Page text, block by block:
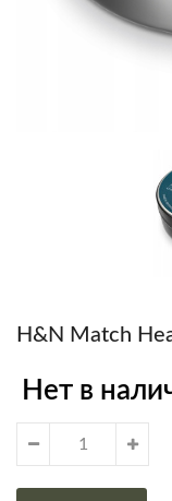
H&N Match
Нет в